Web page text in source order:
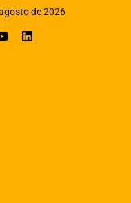
de 2026